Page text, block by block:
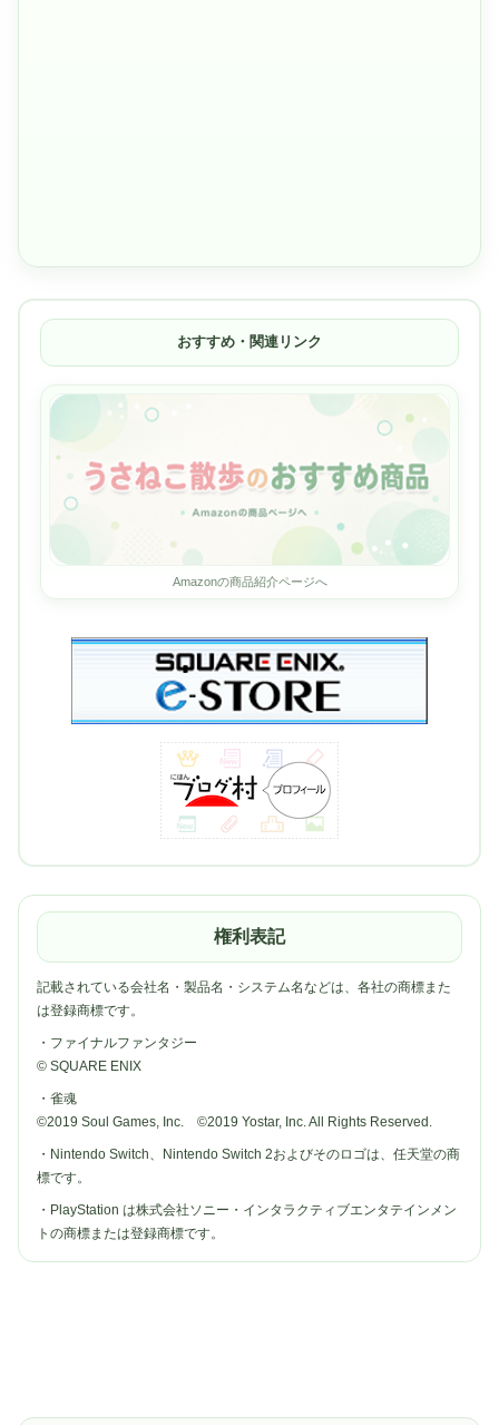
おすすめ・関連リンク
Amazonの商品紹介ページへ
権利表記
記載されている会社名・製品名・システム名などは、各社の商標また
は登録商標です。
・ファイナルファンタジー
© SQUARE ENIX
・雀魂
©2019 Soul Games, Inc. ©2019 Yostar, Inc. All Rights Reserved.
・Nintendo Switch、Nintendo Switch 2およびそのロゴは、任天堂の商
標です。
・PlayStation は株式会社ソニー・インタラクティブエンタテインメン
トの商標または登録商標です。